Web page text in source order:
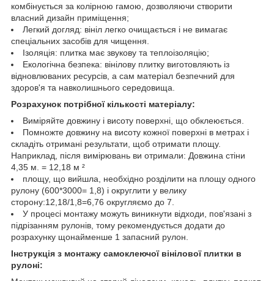
комбінується за колірною гамою, дозволяючи створити
власний дизайн приміщення;
Легкий догляд: вініл легко очищається і не вимагає
спеціальних засобів для чищення.
Ізоляція: плитка має звукову та теплоізоляцію;
Екологічна безпека: вінілову плитку виготовляють із
відновлюваних ресурсів, а сам матеріал безпечний для
здоров'я та навколишнього середовища.
Розрахунок потрібної кількості матеріалу:
Виміряйте довжину і висоту поверхні, що обклеюється.
Помножте довжину на висоту кожної поверхні в метрах і
складіть отримані результати, щоб отримати площу.
Наприклад, після вимірювань ви отримали: Довжина стіни
4,35 м. = 12,18 м ²
площу, що вийшла, необхідно розділити на площу одного
рулону (600*3000= 1,8) і округлити у велику
сторону:12,18/1,8=6,76 округляємо до 7.
У процесі монтажу можуть виникнути відходи, пов'язані з
підрізанням рулонів, тому рекомендується додати до
розрахунку щонайменше 1 запасний рулон.
Інструкція з монтажу самоклеючої вінілової плитки в
рулоні: